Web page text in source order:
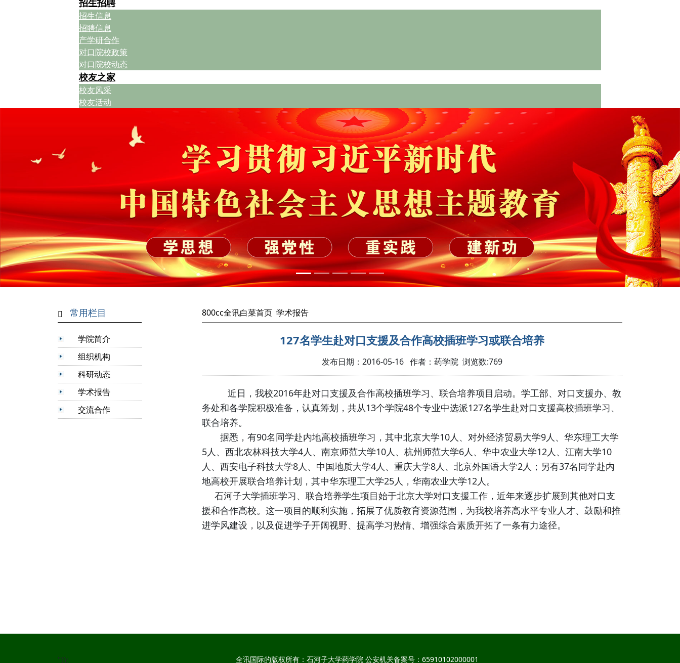
招生招聘
招生信息
招聘信息
产学研合作
对口院校政策
对口院校动态
校友之家
校友风采
校友活动
常用栏目
学院简介
组织机构
科研动态
学术报告
交流合作
800cc全讯白菜首页 学术报告
127名学生赴对口支援及合作高校插班学习或联合培养
发布日期：2016-05-16 作者：药学院 浏览数:769
近日，我校2016年赴对口支援及合作高校插班学习、联合培养项目启动。学工部、对口支援办、教
务处和各学院积极准备，认真筹划，共从13个学院48个专业中选派127名学生赴对口支援高校插班学习、
联合培养。
据悉，有90名同学赴内地高校插班学习，其中北京大学10人、对外经济贸易大学9人、华东理工大学
5人、西北农林科技大学4人、南京师范大学10人、杭州师范大学6人、华中农业大学12人、江南大学10
人、西安电子科技大学8人、中国地质大学4人、重庆大学8人、北京外国语大学2人；另有37名同学赴内
地高校开展联合培养计划，其中华东理工大学25人，华南农业大学12人。
石河子大学插班学习、联合培养学生项目始于北京大学对口支援工作，近年来逐步扩展到其他对口支
援和合作高校。这一项目的顺利实施，拓展了优质教育资源范围，为我校培养高水平专业人才、鼓励和推
进学风建设，以及促进学子开阔视野、提高学习热情、增强综合素质开拓了一条有力途径。
")); 全讯国际的版权所有：石河子大学药学院 公安机关备案号：65910102000001